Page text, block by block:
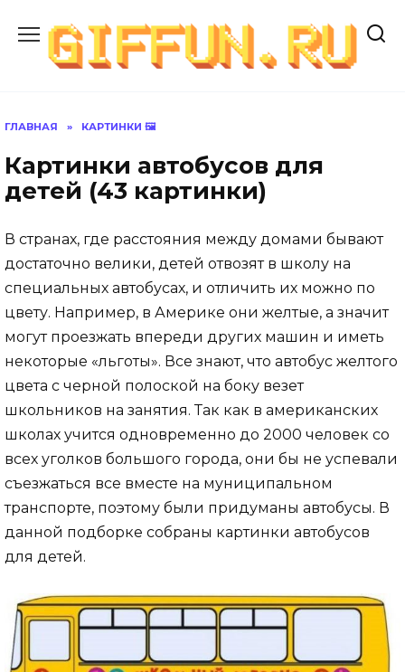
содержанию
ГЛАВНАЯ » КАРТИНКИ 🖼
Картинки автобусов для
детей (43 картинки)
В странах, где расстояния между домами бывают
достаточно велики, детей отвозят в школу на
специальных автобусах, и отличить их можно по
цвету. Например, в Америке они желтые, а значит
могут проезжать впереди других машин и иметь
некоторые «льготы». Все знают, что автобус желтого
цвета с черной полоской на боку везет
школьников на занятия. Так как в американских
школах учится одновременно до 2000 человек со
всех уголков большого города, они бы не успевали
съезжаться все вместе на муниципальном
транспорте, поэтому были придуманы автобусы. В
данной подборке собраны картинки автобусов
для детей.